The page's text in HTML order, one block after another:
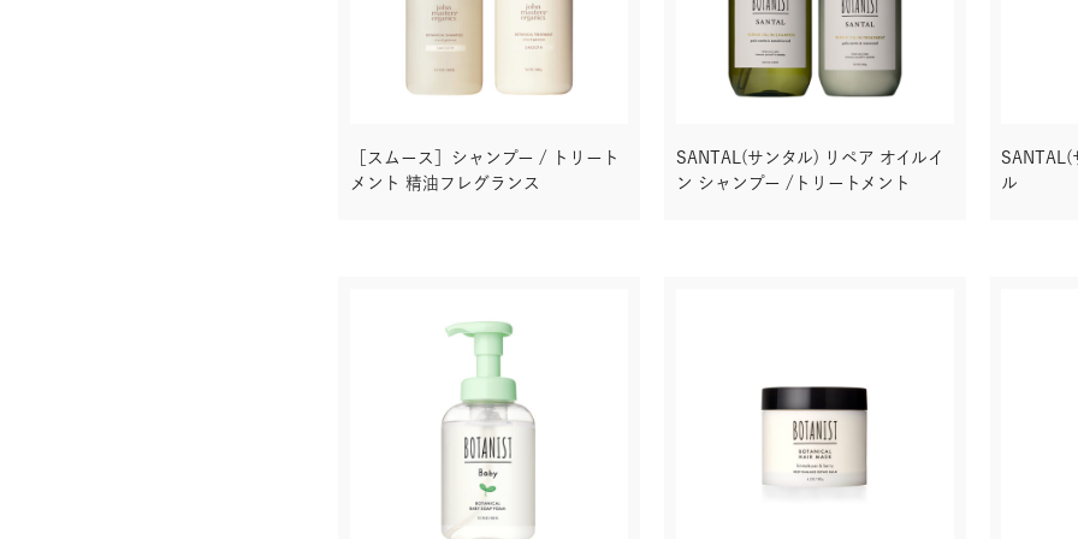
［スムース］シャンプー / トリート
メント 精油フレグランス
SANTAL(サンタル) リペア オイルイ
ン シャンプー /トリートメント
SANTAL(
ル